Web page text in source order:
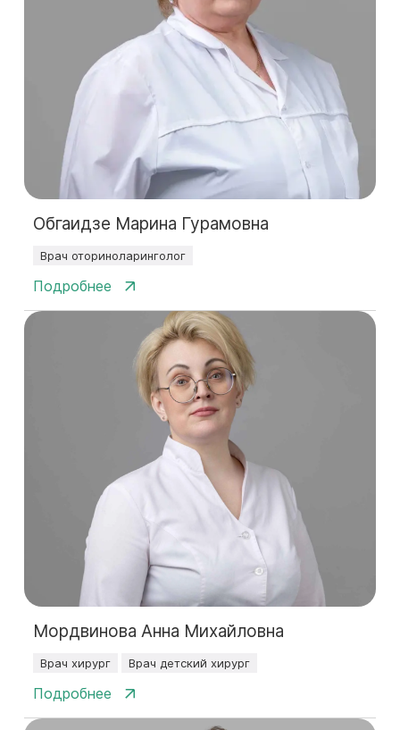
Обгаидзе Марина Гурамовна
Врач оториноларинголог
Подробнее
Мордвинова Анна Михайловна
Врач хирург Врач детский хирург
Подробнее